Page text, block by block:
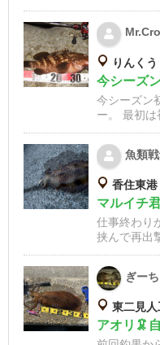
りんくう
今シーズ
今シーズン
ー。 最初は
魚類
香住東港
マルイチ
仕事終わり
挟んで再出
ぎー
東二見人
アオリ🦑